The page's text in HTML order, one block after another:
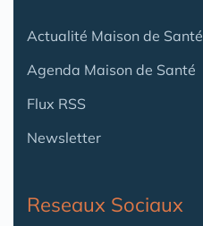
Actualité Maison de Santé
Agenda Maison de Santé
Flux RSS
Newsletter
Reseaux Sociaux